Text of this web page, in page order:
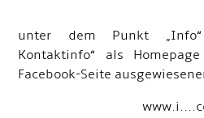
unter dem Punkt „Info“
Kontaktinfo“ als
Facebook-Seite